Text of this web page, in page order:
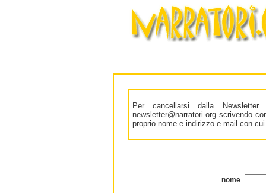
Per cancellarsi dalla
newsletter@narratori.org scrivendo
proprio nome e indirizzo e-mail con
nome